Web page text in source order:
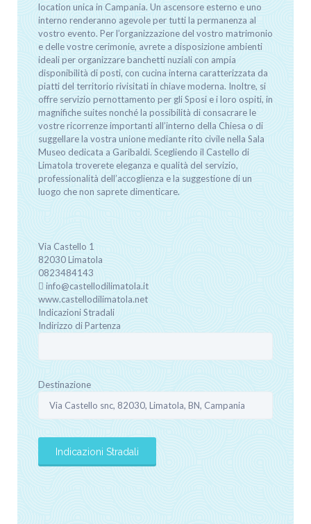
location unica in Campania. Un ascensore esterno e uno
interno renderanno agevole per tutti la permanenza al
vostro evento. Per l’organizzazione del vostro matrimonio
e delle vostre cerimonie, avrete a disposizione ambienti
ideali per organizzare banchetti nuziali con ampia
disponibilità di posti, con cucina interna caratterizzata da
piatti del territorio rivisitati in chiave moderna. Inoltre, si
offre servizio pernottamento per gli Sposi e i loro ospiti, in
magnifiche suites nonché la possibilità di consacrare le
vostre ricorrenze importanti all’interno della Chiesa o di
suggellare la vostra unione mediante rito civile nella Sala
Museo dedicata a Garibaldi. Scegliendo il Castello di
Limatola troverete eleganza e qualità del servizio,
professionalità dell’accoglienza e la suggestione di un
luogo che non saprete dimenticare.
Via Castello 1
82030Limatola
0823484143
info@castellodilimatola.it
www.castellodilimatola.net
Indicazioni Stradali
Indirizzo di Partenza
Destinazione